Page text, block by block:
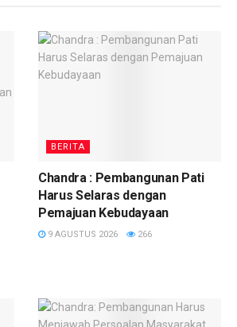
BERITA
Chandra : Pembangunan Pati
Harus Selaras dengan
Pemajuan Kebudayaan
9 AGUSTUS 2026 266